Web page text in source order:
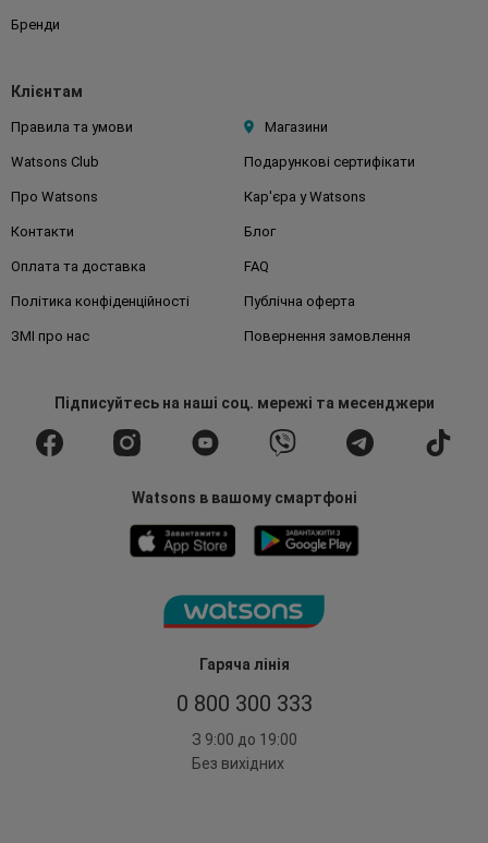
Гаряча лінія
0 800 300 333
З 9:00 до 19:00
Без вихідних
Бренди
Клієнтам
Правила та умови Магазини
Watsons Club Подарункові сертифікати
Про Watsons Кар'єра у Watsons
Контакти Блог
Оплата та доставка FAQ
Політика конфіденційності Публічна оферта
ЗМІ про нас Повернення замовлення
Підписуйтесьна наші соц. мережі та месенджери
Watsons в вашому смартфоні